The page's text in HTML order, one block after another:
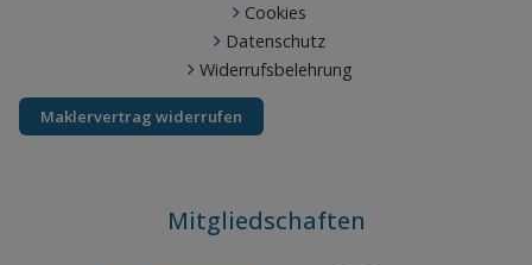
Cookies
Datenschutz
Widerrufsbelehrung
Maklervertrag widerrufen
Mitgliedschaften